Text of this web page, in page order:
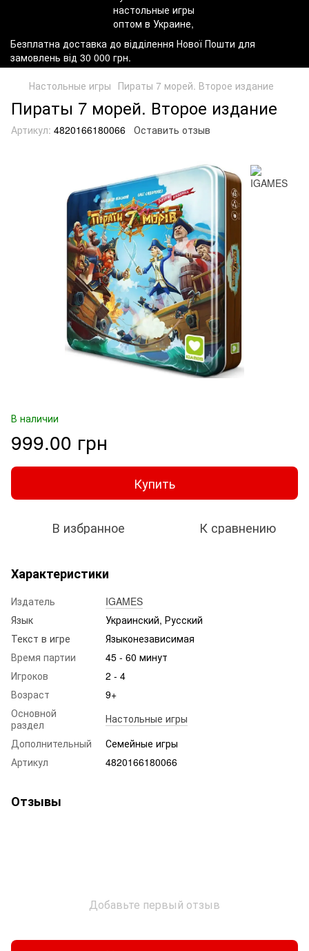
Безплатна доставка до відділення Нової Пошти для
замовлень від 30 000 грн.
Настольные игры Пираты 7 морей. Второе издание
Пираты 7 морей. Второе издание
Артикул: 4820166180066 Оставить отзыв
В наличии
999.00 грн
Купить
В избранное К сравнению
Характеристики
Издатель
IGAMES
Язык
Украинский, Русский
Текст в игре
Языконезависимая
Время партии
45 - 60 минут
Игроков
2 - 4
Возраст
9+
Основной
раздел
Настольные игры
Дополнительный
Семейные игры
Артикул
4820166180066
Отзывы
Добавьте первый отзыв